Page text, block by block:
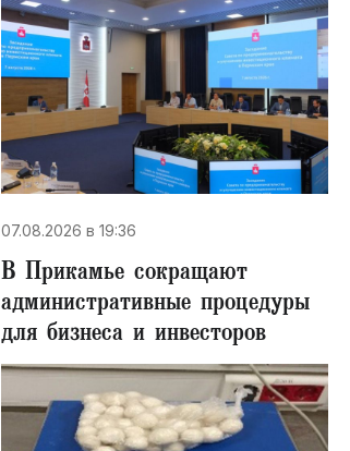
07.08.2026 в 19:36
В Прикамье сокращают
административные процедуры
для бизнеса и инвесторов